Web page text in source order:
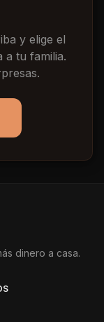
y elige el
a tu familia.
dinero a casa.